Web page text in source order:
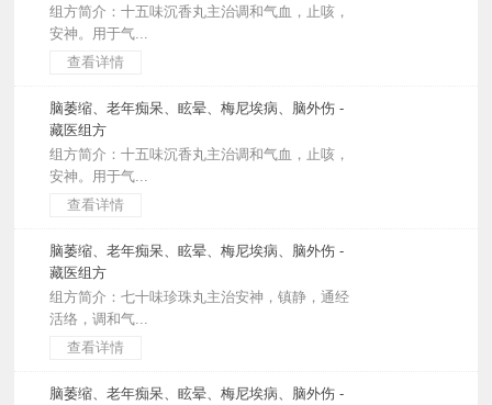
组方简介：十五味沉香丸主治调和气血，止咳，
安神。用于气...
查看详情
脑萎缩、老年痴呆、眩晕、梅尼埃病、脑外伤 -
藏医组方
组方简介：十五味沉香丸主治调和气血，止咳，
安神。用于气...
查看详情
脑萎缩、老年痴呆、眩晕、梅尼埃病、脑外伤 -
藏医组方
组方简介：七十味珍珠丸主治安神，镇静，通经
活络，调和气...
查看详情
脑萎缩、老年痴呆、眩晕、梅尼埃病、脑外伤 -